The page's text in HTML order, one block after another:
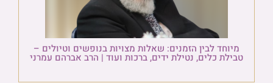
מיוחד לבין הזמנים: שאלות מצויות בנופשים וטיולים –
טבילת כלים, נטילת ידים, ברכות ועוד | הרב אברהם עמרני